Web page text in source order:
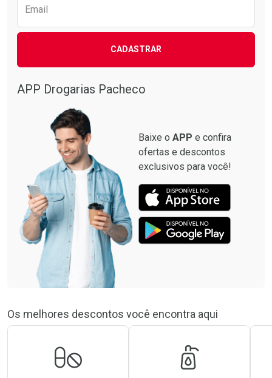
Email
CADASTRAR
APP Drogarias Pacheco
Baixe o APP e confira
ofertas e descontos
exclusivos para você!
Os melhores descontos você encontra aqui